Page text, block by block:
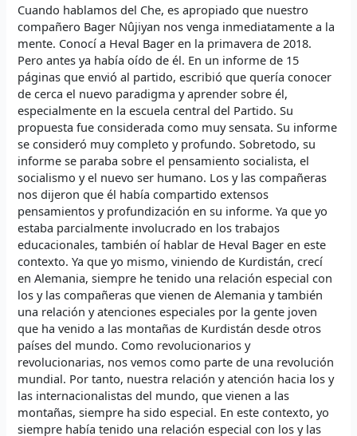
Cuando hablamos del Che, es apropiado que nuestro
compañero Bager Nûjiyan nos venga inmediatamente a la
mente. Conocí a Heval Bager en la primavera de 2018.
Pero antes ya había oído de él. En un informe de 15
páginas que envió al partido, escribió que quería conocer
de cerca el nuevo paradigma y aprender sobre él,
especialmente en la escuela central del Partido. Su
propuesta fue considerada como muy sensata. Su informe
se consideró muy completo y profundo. Sobretodo, su
informe se paraba sobre el pensamiento socialista, el
socialismo y el nuevo ser humano. Los y las compañeras
nos dijeron que él había compartido extensos
pensamientos y profundización en su informe. Ya que yo
estaba parcialmente involucrado en los trabajos
educacionales, también oí hablar de Heval Bager en este
contexto. Ya que yo mismo, viniendo de Kurdistán, crecí
en Alemania, siempre he tenido una relación especial con
los y las compañeras que vienen de Alemania y también
una relación y atenciones especiales por la gente joven
que ha venido a las montañas de Kurdistán desde otros
países del mundo. Como revolucionarios y
revolucionarias, nos vemos como parte de una revolución
mundial. Por tanto, nuestra relación y atención hacia los y
las internacionalistas del mundo, que vienen a las
montañas, siempre ha sido especial. En este contexto, yo
siempre había tenido una relación especial con los y las